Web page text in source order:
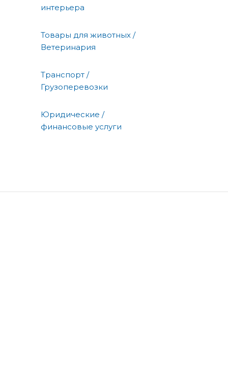
интерьера
Товары для животных /
Ветеринария
Транспорт /
Грузоперевозки
Юридические /
финансовые услуги